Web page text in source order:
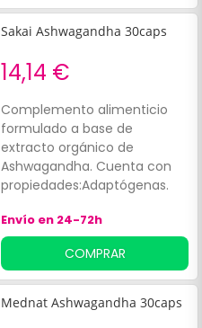
Sakai Ashwagandha 30caps
14,14 €
Complemento alimenticio
formulado a base de
extracto orgánico de
Ashwagandha. Cuenta con
propiedades:Adaptógenas.
Antioxidantes. Además,
ayuda a reducir la sensación
de cansancio y/o fatiga.
Envío en 24-72h
COMPRAR
Mednat Ashwagandha 30caps